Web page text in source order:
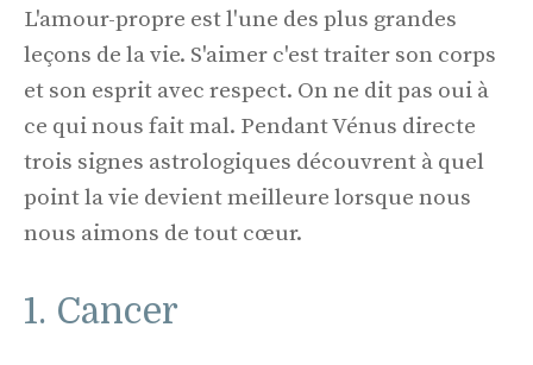
L'amour-propre est l'une des plus grandes
leçons de la vie. S'aimer c'est traiter son corps
et son esprit avec respect. On ne dit pas oui à
ce qui nous fait mal. Pendant Vénus directe
trois signes astrologiques découvrent à quel
point la vie devient meilleure lorsque nous
nous aimons de tout cœur.
1. Cancer